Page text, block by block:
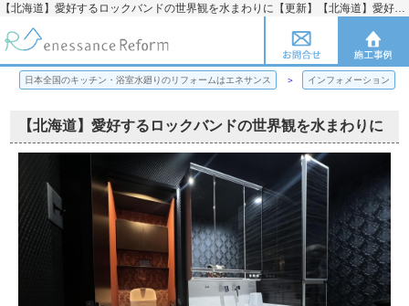
【北海道】愛好するロックバンドの世界観を水まわりに【更新】【北海道】愛好するロックバンドの世界観を水まわりに | 日本全国のキッチン・浴室水廻りのリフォームのことならエネサンス
日本全国のキッチン・浴室水廻りのリフォームはエネサンス インフォメーション
【北海道】愛好するロックバンドの世界観を水まわりに